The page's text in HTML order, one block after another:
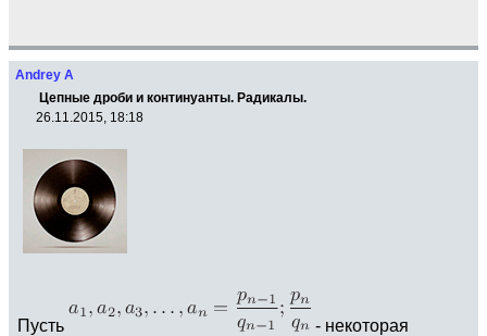
Andrey A
Цепные дроби и континуанты. Радикалы.
26.11.2015, 18:18
Пусть
- некоторая